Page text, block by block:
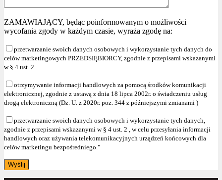
ZAMAWIAJĄCY, będąc poinformowanym o możliwości
wycofania zgody w każdym czasie, wyraża zgodę na:
przetwarzanie swoich danych osobowych i wykorzystanie tych danych do
celów marketingowych PRZEDSIĘBIORCY, zgodnie z przepisami wskazanymi
w § 4 ust. 2
otrzymywanie informacji handlowych za pomocą środków komunikacji
elektronicznej, zgodnie z ustawą z dnia 18 lipca 2002r. o świadczeniu usług
drogą elektroniczną (Dz. U. z 2020r. poz. 344 z późniejszymi zmianami )
przetwarzanie swoich danych osobowych i wykorzystanie tych danych,
zgodnie z przepisami wskazanymi w § 4 ust. 2 , w celu przesyłania informacji
handlowych oraz używania telekomunikacyjnych urządzeń końcowych dla
celów marketingu bezpośredniego."